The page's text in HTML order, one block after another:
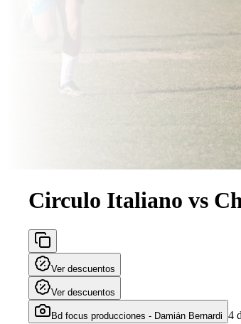
Circulo Italiano vs
Ver descuentos
Ver descuentos
Bd focus producciones - Damián Bernardi 4